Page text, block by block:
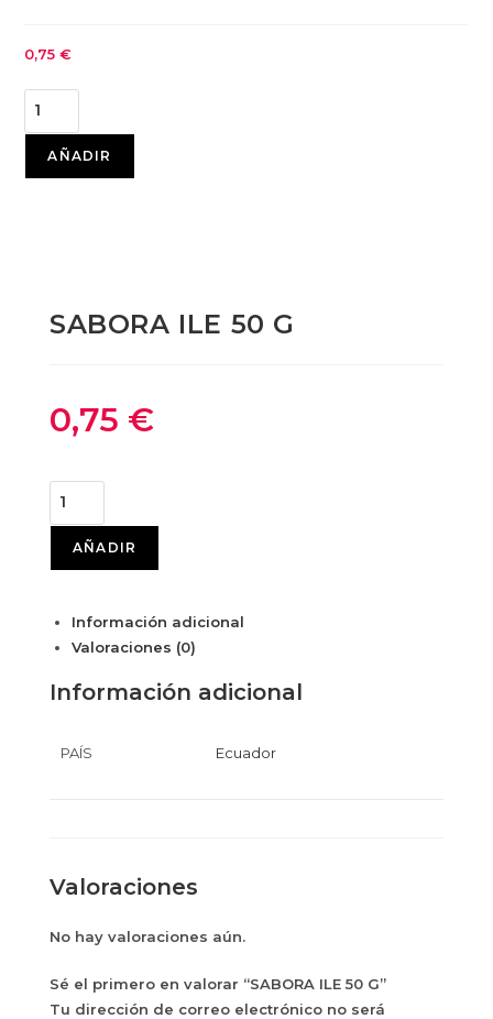
0,75€
AÑADIR
SABORA ILE 50 G
0,75 €
AÑADIR
Información adicional
Valoraciones (0)
Información adicional
PAÍS Ecuador
Valoraciones
No hay valoraciones aún.
Sé el primero en valorar “SABORA ILE 50 G”
Tu dirección de correo electrónico no será